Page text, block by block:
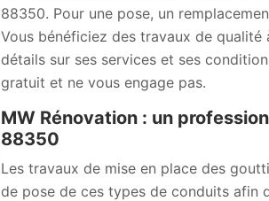
88350. Pour une pose, un
Vous bénéficiez des travaux de
détails sur ses services et ses
gratuit et ne vous engage pas.
MW Rénovation : un
88350
Les travaux de mise en place des
de pose de ces types de conduits afin